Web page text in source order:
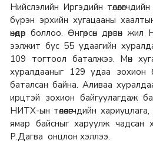
Нийслэлийн Иргэдийн
бүрэн эрхийн хугацааны
өнөөдөр боллоо. Өнгөрсөн дөрвөн
ээлжит бус 55 удаагийн
109 тогтоол баталжээ. Мөн
хуралдааныг 129 удаа зохион
баталсан байна. Аливаа
ирцтэй зохион байгуулагдаж
НИТХ-ын төлөөлөгчдийн
ямар байсныг харуулж
Р.Дагва онцлон хэллээ.